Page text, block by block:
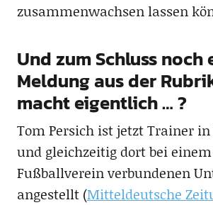
zusammenwachsen lassen
Und zum Schluss noch
Meldung aus der
macht eigentlich … ?
Tom Persich ist jetzt Trainer
und gleichzeitig dort bei
Fußballverein verbundenen
angestellt (Mitteldeutsche